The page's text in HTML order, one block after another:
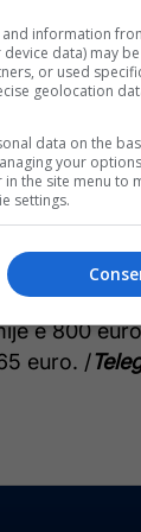
materiali
ndriçim
të dizajnit
400 euro.
e 800
euro. /
information
data) may
or used
geolocation
data on the
your
the site menu to
settings.